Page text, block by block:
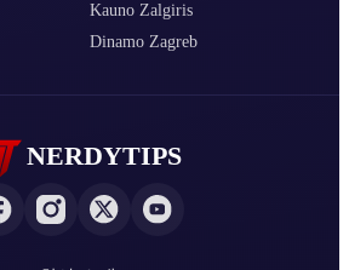
Kauno Zalgiris
Dinamo Zagreb
NERDYTIPS